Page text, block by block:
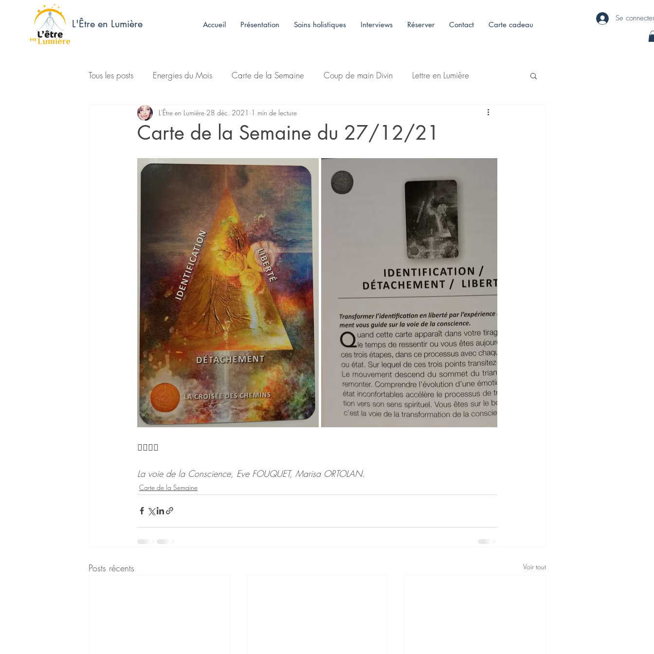
L'Être en Lumière Se
Accueil Présentation Soins holistiques Interviews Réserver Contact Carte cadeau
Tous les posts Energies du Mois Carte de la Semaine Coup de main Divin Lettre en Lumière
Carte de la Semaine du 27/12/21
L'Être en Lumière 28 déc. 2021 1 min de lecture
🧘‍♀️🧘‍♂️
La voie de la Conscience, Eve FOUQUET, Marisa ORTOLAN.
Carte de la Semaine
Posts récents Voir tout